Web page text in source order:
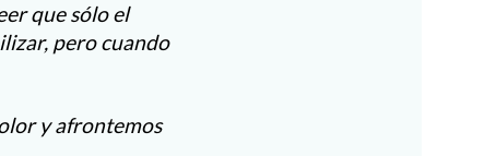
que sólo el
pero cuando
y afrontemos